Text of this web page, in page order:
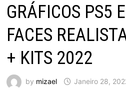
GRÁFICOS PS5
FACES
+ KITS 2022
by mizael Janeiro 28,